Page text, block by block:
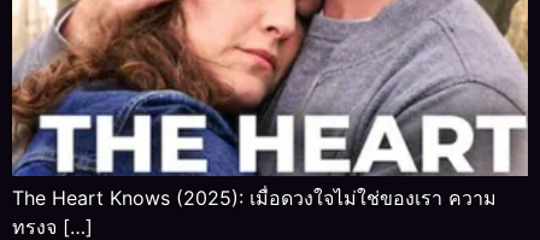
The Heart Knows (2025): เมื่อดวงใจไม่ใช่ของเรา ความ
ทรงจ […]